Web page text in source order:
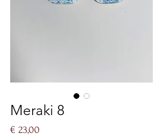
Meraki 8
€ 23,00